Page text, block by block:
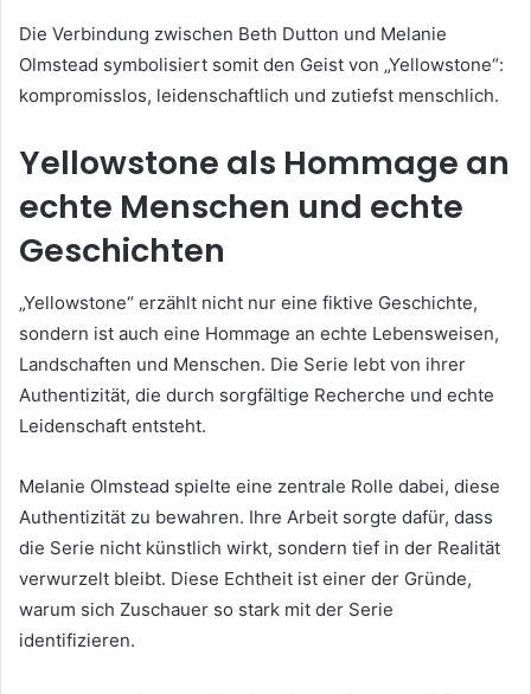
Die Verbindung zwischen Beth Dutton und Melanie
Olmstead symbolisiert somit den Geist von „Yellowstone“:
kompromisslos, leidenschaftlich und zutiefst menschlich.
Yellowstone als Hommage an
echte Menschen und echte
Geschichten
„Yellowstone“ erzählt nicht nur eine fiktive Geschichte,
sondern ist auch eine Hommage an echte Lebensweisen,
Landschaften und Menschen. Die Serie lebt von ihrer
Authentizität, die durch sorgfältige Recherche und echte
Leidenschaft entsteht.
Melanie Olmstead spielte eine zentrale Rolle dabei, diese
Authentizität zu bewahren. Ihre Arbeit sorgte dafür, dass
die Serie nicht künstlich wirkt, sondern tief in der Realität
verwurzelt bleibt. Diese Echtheit ist einer der Gründe,
warum sich Zuschauer so stark mit der Serie
identifizieren.